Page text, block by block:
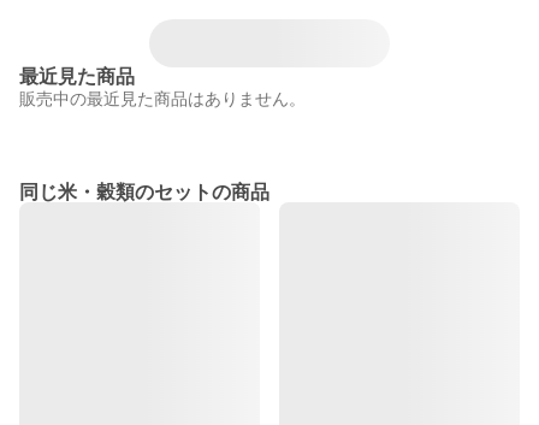
最近見た商品
販売中の最近見た商品はありません。
同じ米・穀類のセットの商品